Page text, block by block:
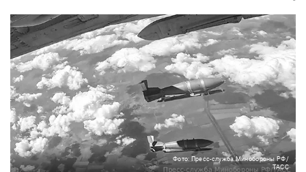
Фото: Пресс-служба Минобороны РФ/
ТАСС